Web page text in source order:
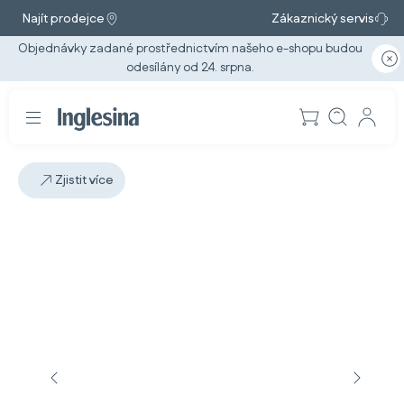
Najít prodejce
Zákaznický servis
Objednávky zadané prostřednictvím našeho e-shopu budou
odesílány od 24. srpna.
Zjistit více